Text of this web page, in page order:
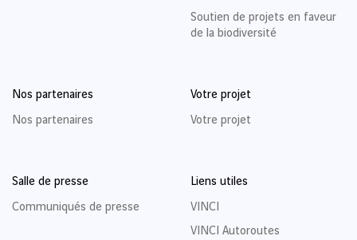
Soutien de projets en faveur
de la biodiversité
Nos partenaires
Nos partenaires
Votre projet
Votre projet
Salle de presse
Communiqués de presse
Liens utiles
VINCI
VINCI Autoroutes